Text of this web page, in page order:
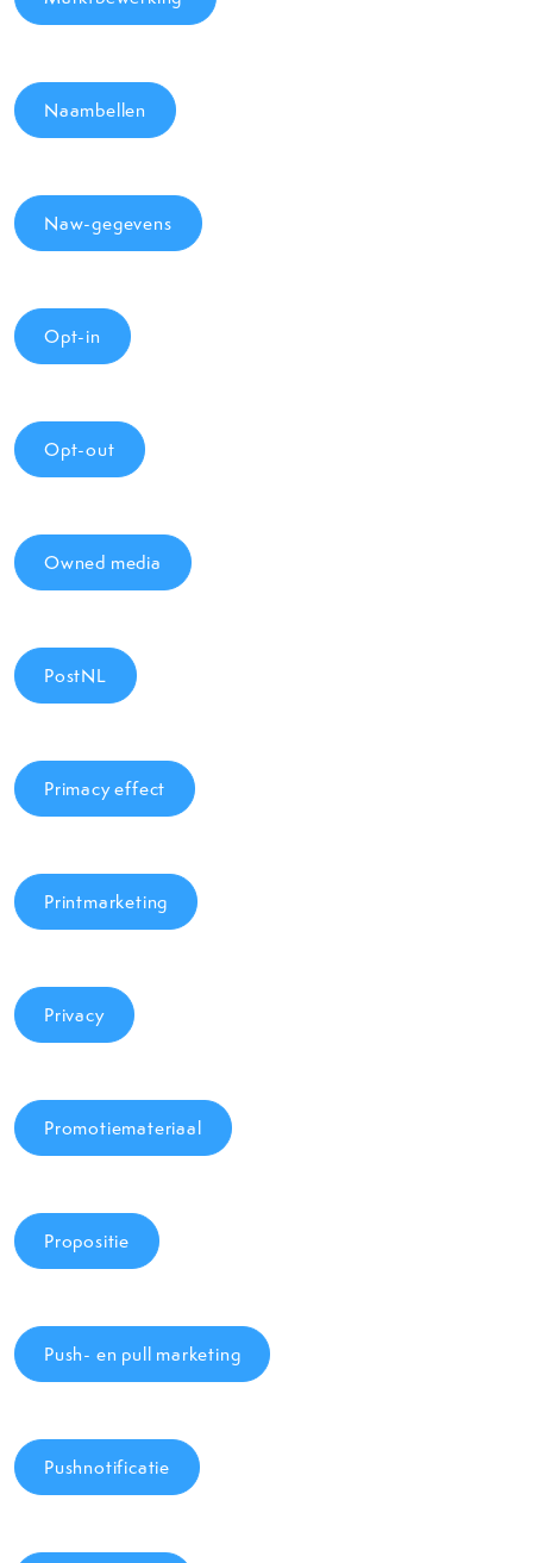
Naambellen
Naw-gegevens
Opt-in
Opt-out
Owned media
PostNL
Primacy effect
Printmarketing
Privacy
Promotiemateriaal
Propositie
Push- en pull marketing
Pushnotificatie